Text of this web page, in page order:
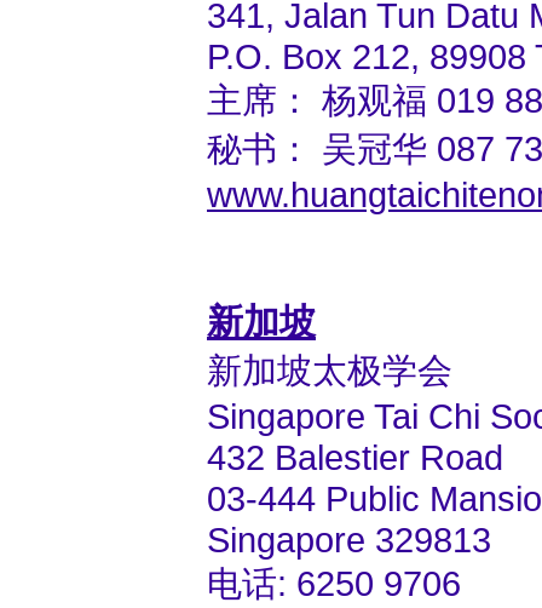
341, Jalan Tun Datu
P.O. Box 212,
主席： 杨观福 019
秘书： 吴冠华 087
新加坡
新加坡太极学会
Singapore Tai Chi
432 Balestier Road
03-444 Public
Singapore 329813
电话: 6250 9706